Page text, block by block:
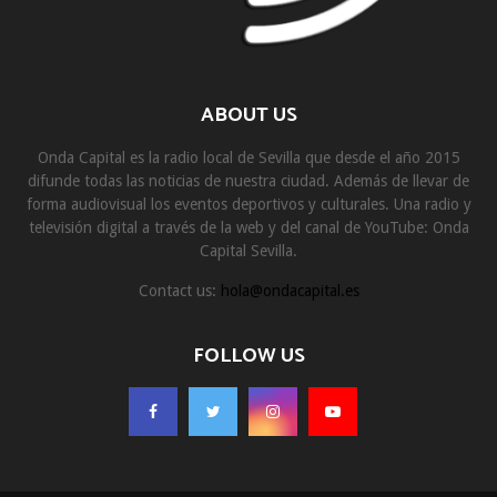
ABOUT US
Onda Capital es la radio local de Sevilla que desde el año 2015
difunde todas las noticias de nuestra ciudad. Además de llevar de
forma audiovisual los eventos deportivos y culturales. Una radio y
televisión digital a través de la web y del canal de YouTube: Onda
Capital Sevilla.
Contact us: hola@ondacapital.es
FOLLOW US